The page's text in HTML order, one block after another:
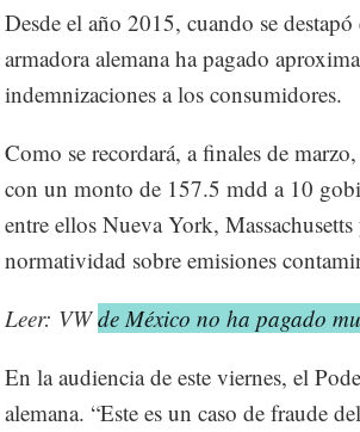
Desde el año 2015, cuando se
armadora alemana ha pagado
indemnizaciones a los consumidores.
Como se recordará, a finales de
con un monto de 157.5 mdd a 10
entre ellos Nueva York,
normatividad sobre emisiones
Leer: VWde México no ha pagado
En la audiencia de este viernes, el
alemana. “Este es un caso de fraude